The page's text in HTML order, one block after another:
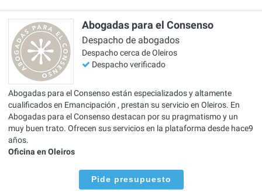
Abogadas para el Consenso
Despacho de abogados
Despacho cerca de Oleiros
Despacho verificado
Abogadas para el Consenso están especializados y altamente
cualificados en Emancipación , prestan su servicio en Oleiros. En
Abogadas para el Consenso destacan por su pragmatismo y un
muy buen trato. Ofrecen sus servicios en la plataforma desde hace9
años.
Oficina en Oleiros
Pide presupuesto